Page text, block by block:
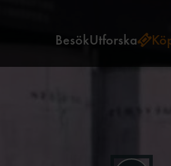
BesökUtforska